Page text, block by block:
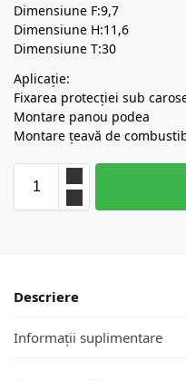
Dimensiune F:9,7
Dimensiune H:11,6
Dimensiune T:30
Aplicație:
Fixarea protecției sub
Montare panou podea
Montare țeavă de
Descriere
Informații suplimentare